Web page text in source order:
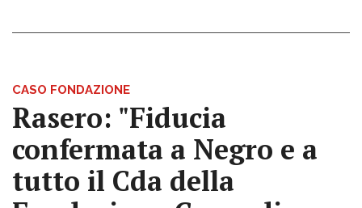
CASO FONDAZIONE
Rasero: "Fiducia
confermata a Negro e a
tutto il Cda della